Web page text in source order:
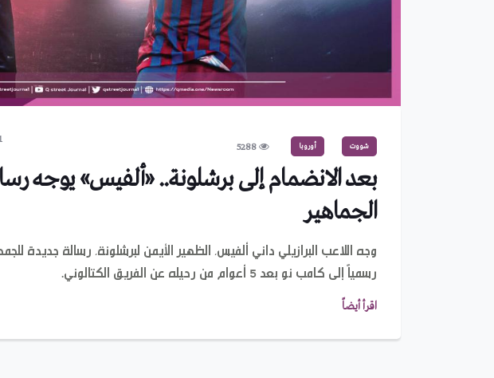
شووت أوروبا 5288
بعد الانضمام إلى برشلونة.. «ألفيس» يوجه
الجماهير
وجه اللاعب البرازيلي داني ألفيس، الظهير الأيمن لبرشلونة، رسالة جديدة
رسمياً إلى كامب نو بعد 5 أعوام من رحيله عن الفريق الكتالوني.
اقرأ أيضاً